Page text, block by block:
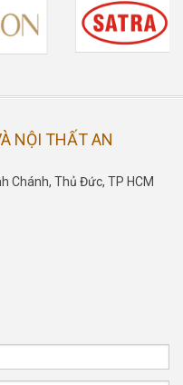
NỘI THẤT AN
Chánh, Thủ Đức, TP HCM